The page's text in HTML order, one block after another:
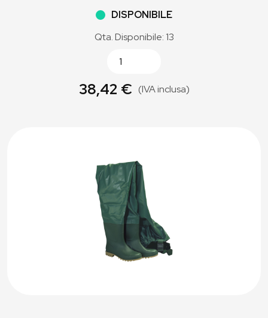
DISPONIBILE
Qta. Disponibile: 13
38,42 € (IVA inclusa)